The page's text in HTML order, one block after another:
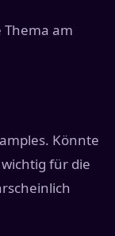
Thema am
Könnte
für die